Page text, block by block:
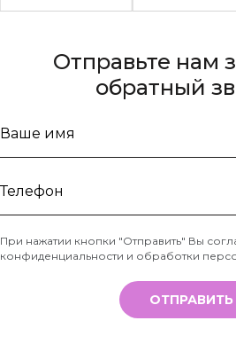
Отправьте нам
обратный
Ваше
Телефон
*
При нажатии кнопки "Отправить" Вы
конфиденциальности и обработки
ОТПРАВИТЬ